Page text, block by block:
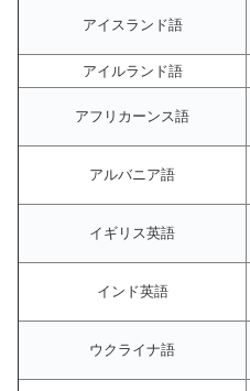
アイスランド語
アイルランド語
アフリカーンス語
アルバニア語
イギリス英語
インド英語
ウクライナ語